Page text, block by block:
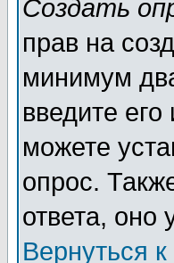
Создать
прав на
минимум
введите
можете
опрос.
ответа, оно
Вернуться